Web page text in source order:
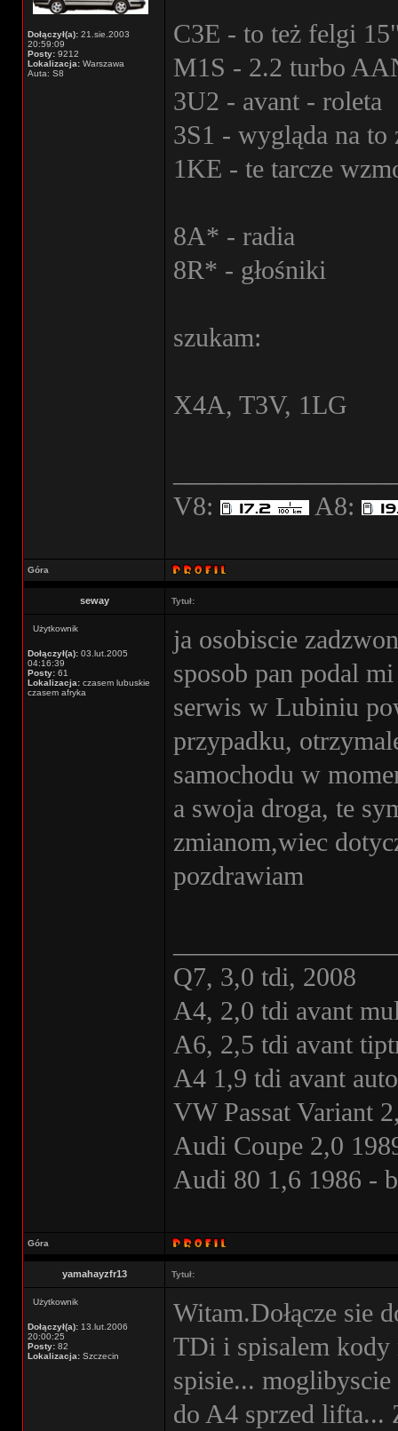
Dołączył(a): 21.sie.2003
20:59:09
Posty: 9212
Lokalizacja: Warszawa
Auta: S8
C3E - to też felgi
M1S - 2.2 turbo
3U2 - avant - roleta
3S1 - wygląda na
1KE - te tarcze
8A* - radia
8R* - głośniki
szukam:
X4A, T3V, 1LG
V8:
A8:
Góra
seway Tytuł:
Użytkownik
Dołączył(a): 03.lut.2005
04:16:39
Posty: 61
Lokalizacja: czasem lubuskie
czasem afryka
ja osobiscie
sposob pan podal
serwis w Lubiniu
przypadku,
samochodu w
a swoja droga, te
zmianom,wiec
pozdrawiam
Q7, 3,0 tdi, 2008
A4, 2,0 tdi avant
A6, 2,5 tdi avant
A4 1,9 tdi avant
VW Passat Variant
Audi Coupe 2,0
Audi 80 1,6 1986 -
Góra
yamahayzfr13 Tytuł:
Użytkownik
Dołączył(a): 13.lut.2006
20:00:25
Posty: 82
Lokalizacja: Szczecin
Witam.Dołącze sie
TDi i spisalem kody
spisie...
do A4 sprzed lifta...